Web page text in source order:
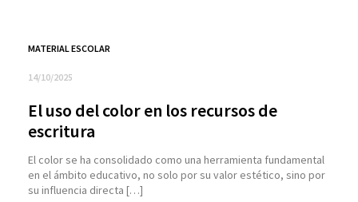
MATERIAL ESCOLAR
14/10/2025
El uso del color en los recursos de
escritura
El color se ha consolidado como una herramienta fundamental
en el ámbito educativo, no solo por su valor estético, sino por
su influencia directa […]